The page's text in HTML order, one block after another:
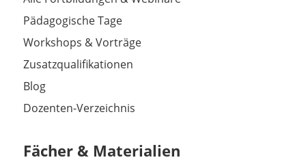
Pädagogische Tage
Workshops & Vorträge
Zusatzqualifikationen
Blog
Dozenten-Verzeichnis
Fächer & Materialien